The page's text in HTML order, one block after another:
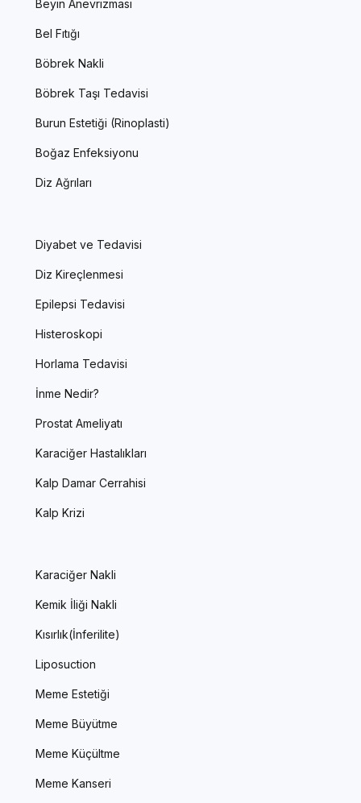
Beyin Anevrizması
Bel Fıtığı
Böbrek Nakli
Böbrek Taşı Tedavisi
Burun Estetiği (Rinoplasti)
Boğaz Enfeksiyonu
Diz Ağrıları
Diyabet ve Tedavisi
Diz Kireçlenmesi
Epilepsi Tedavisi
Histeroskopi
Horlama Tedavisi
İnme Nedir?
Prostat Ameliyatı
Karaciğer Hastalıkları
Kalp Damar Cerrahisi
Kalp Krizi
Karaciğer Nakli
Kemik İliği Nakli
Kısırlık(İnferilite)
Liposuction
Meme Estetiği
Meme Büyütme
Meme Küçültme
Meme Kanseri